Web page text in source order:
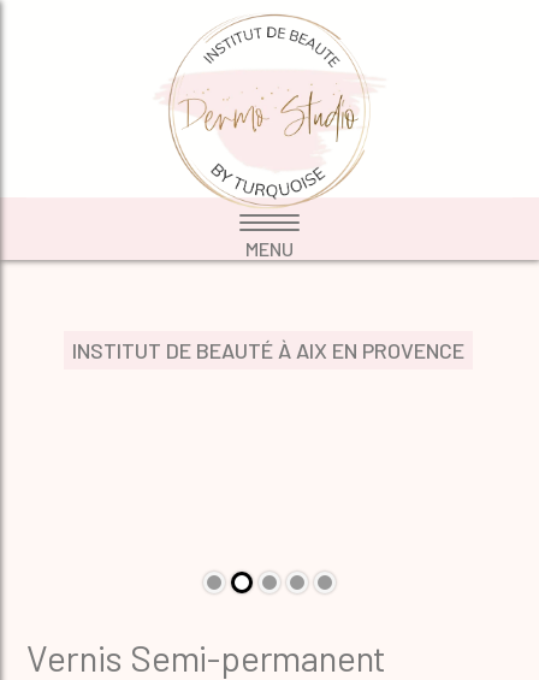
INSTITUT DE BEAUTÉ À AIX EN PROVENCE
Vernis Semi-permanent